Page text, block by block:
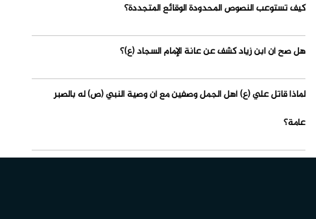
كيف تستوعب النصوص المحدودة الوقائع المتجددة؟
هل صح أن ابن زياد كشف عن عانة الإمام السجاد (ع)؟
لماذا قاتل علي (ع) أهل الجمل وصفين مع أن وصية النبي (ص) له بالصبر
عامة؟